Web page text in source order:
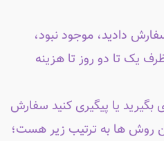
سفارش دادید، موجود نبود،
یک تا دو روز تا هزینه
بگیرید یا پیگیری کنید سفارش
روش ها به ترتیب زیر هست؛